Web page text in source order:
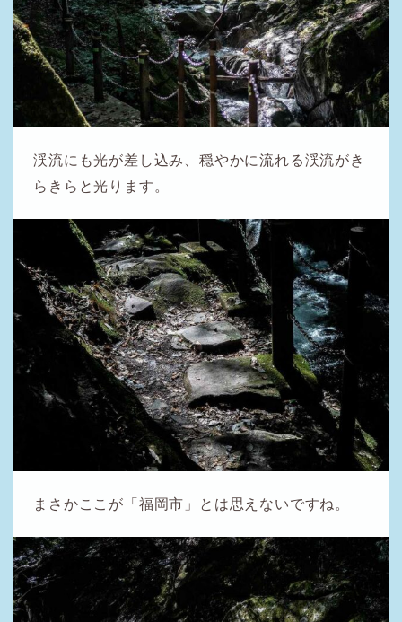
渓流にも光が差し込み、穏やかに流れる渓流がき
らきらと光ります。
まさかここが「福岡市」とは思えないですね。